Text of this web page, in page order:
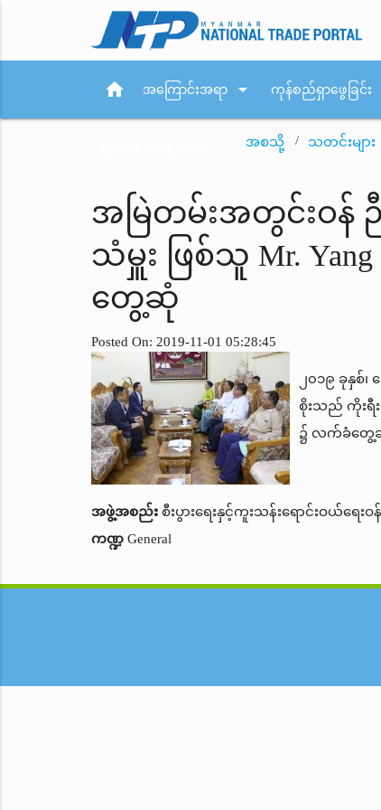
home အကြောင်းအရာ arrow_drop_down ကုန်စည်ရှာဖွေခြင်း
အစသို့ သတင်းများ
အမြဲတမ်းအတွင်းဝန်
သံမှူး ဖြစ်သူ Mr.
တွေ့ဆုံ
Posted On: 2019-11-01 05:28:45
၂၀၁၉ ခုနှစ်
စိုးသည် ကိုးရီး
၌ လက်ခံတွေ့
အဖွဲ့အစည်းစီးပွားရေးနှင့်ကူးသန်းရောင်းဝယ်ရေးဝ
ကဏ္ဍGeneral